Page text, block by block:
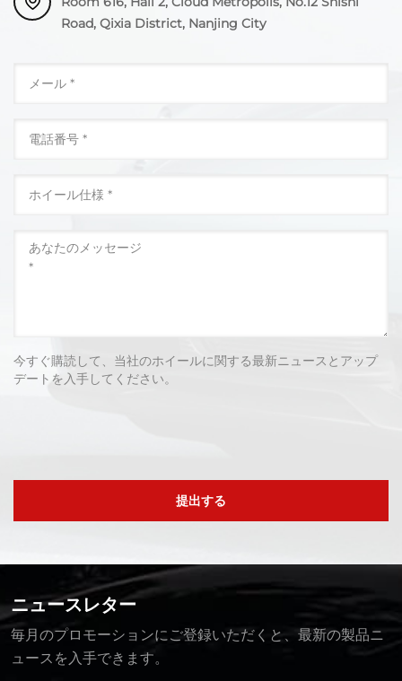
Road, Qixia District, Nanjing City
今すぐ購読して、当社のホイールに関する最新ニュースとアップ
デートを入手してください。
提出する
ニュースレター
毎月のプロモーションにご登録いただくと、最新の製品ニ
ュースを入手できます。